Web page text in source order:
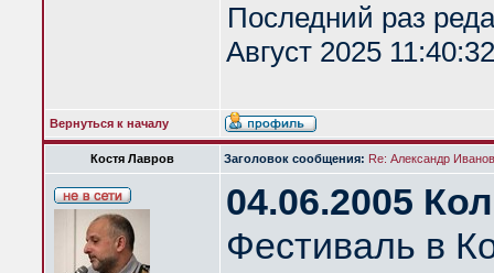
Последний раз
Август 2025
Вернуться к началу
Костя Лавров Заголовок сообщения: Re: Александр
04.06.2005
Фестиваль в